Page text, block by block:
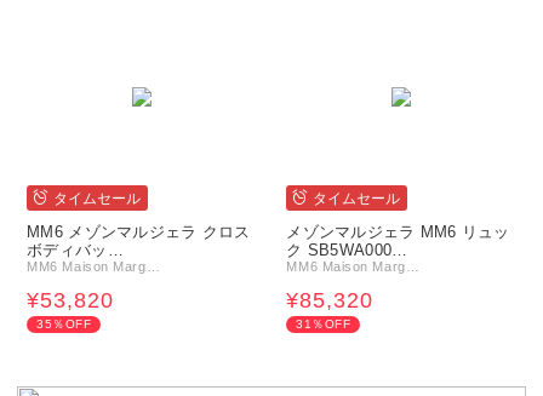
タイムセール
MM6 メゾンマルジェラ クロス
ボディバッ…
MM6 Maison Marg…
¥53,820
35％OFF
タイムセール
メゾンマルジェラ MM6 リュッ
ク SB5WA000…
MM6 Maison Marg…
¥85,320
31％OFF